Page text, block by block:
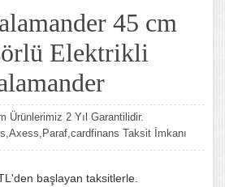
45 cm
Elektrikli
Ürünlerimiz 2 Yıl Garantilidir.
Taksit İmkanı
başlayan taksitlerle.